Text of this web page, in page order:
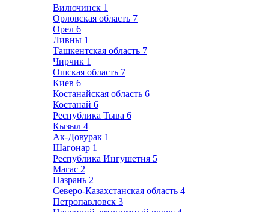
Вилючинск 1
Орловская область 7
Орел 6
Ливны 1
Ташкентская область 7
Чирчик 1
Ошская область 7
Киев 6
Костанайская область 6
Костанай 6
Республика Тыва 6
Кызыл 4
Ак-Довурак 1
Шагонар 1
Республика Ингушетия 5
Магас 2
Назрань 2
Северо-Казахстанская область 4
Петропавловск 3